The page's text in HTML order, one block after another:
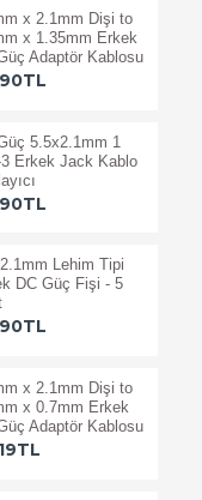
x 2.1mm Dişi to
x 1.35mm Erkek
Adaptör Kablosu
5.5x2.1mm 1
Erkek Jack Kablo
Lehim Tipi
DC Güç Fişi - 5
x 2.1mm Dişi to
x 0.7mm Erkek
Adaptör Kablosu